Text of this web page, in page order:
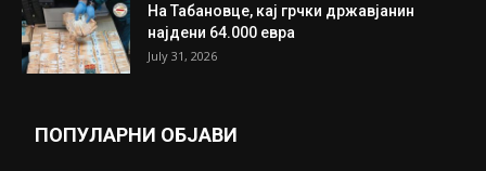
На Табановце, кај грчки државјанин
најдени 64.000 евра
July 31, 2026
ПОПУЛАРНИ ОБЈАВИ